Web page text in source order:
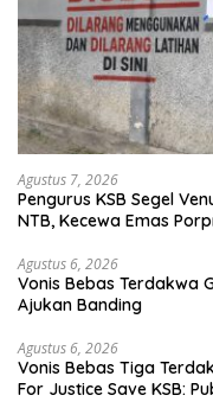
Agustus 7, 2026
Pengurus KSB Segel
NTB, Kecewa Emas
Agustus 6, 2026
Vonis Bebas Terdakwa
Ajukan Banding
Agustus 6, 2026
Vonis Bebas Tiga
For Justice Save KSB: